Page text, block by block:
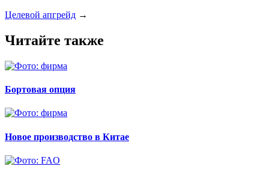
Целевой апгрейд →
Читайте также
Бортовая опция
Новое производство в Китае